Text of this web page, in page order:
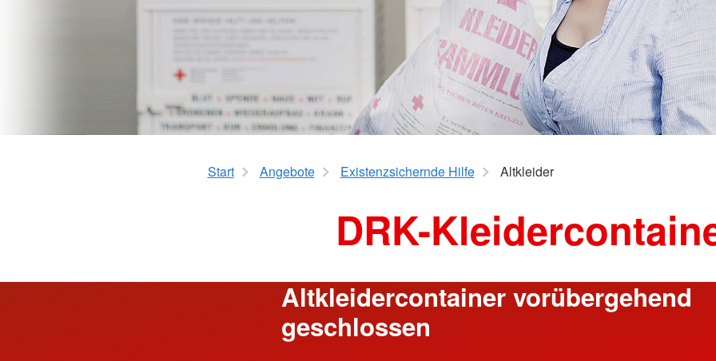
Sanitätsdienstausbildung
Betreuungseinrichtungen
Erste Hilfe für Vorschulkinder
Best Practice – Kurse für DRK-
Seniorengymnastik
Yoga 50plus
Mitte
Pezziball
Start Angebote Existenzsichernde Hilfe Altkleider
DRK-
Altkleidercontainer vorübergehend
geschlossen